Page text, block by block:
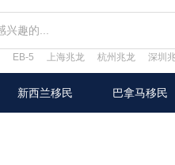
EB-5 上海兆龙 杭州兆龙 深圳
新西兰移民 巴拿马移民